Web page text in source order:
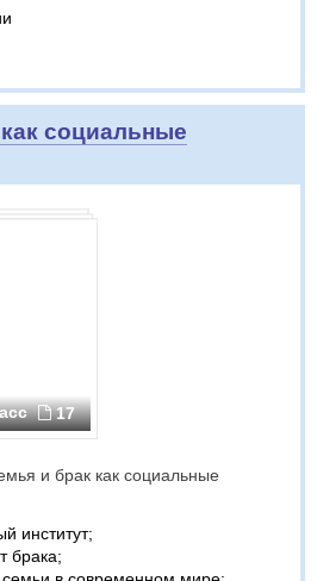
социальные
17
и брак как социальные
институт;
брака;